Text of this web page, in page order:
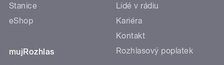
Stanice
eShop
mujRozhlas
Lidé v rádiu
Kariéra
Kontakt
Rozhlasový poplatek